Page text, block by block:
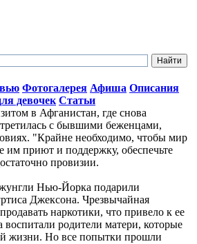
Фотогалерея Афиша Описания
девочек Статьи
в Афганистан, где снова
с бывшими беженцами,
"Крайне необходимо, чтобы мир
им приют и поддержку, обеспечьте
провизии.
Нью-Йорка подарили
Джексона. Чрезвычайная
наркотики, что привело к ее
родители матери, которые
жизни. Но все попытки прошли